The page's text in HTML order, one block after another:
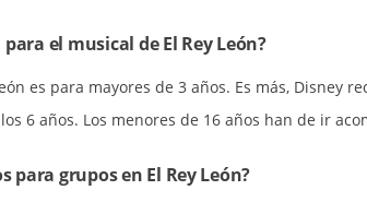
el musical de El Rey León?
es para mayores de 3 años. Es más, Disney
6 años. Los menores de 16 años han de ir
para grupos en El Rey León?